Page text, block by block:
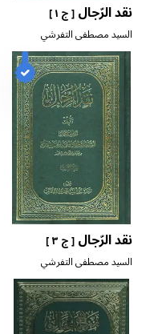
نقد الرّجال[ ج ١ ]
السيد مصطفى التفرشي
نقد الرّجال[ ج ٣ ]
السيد مصطفى التفرشي